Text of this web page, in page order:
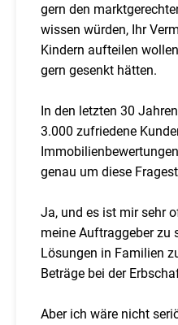
gern den
wissen würden, Ihr
Kindern aufteilen
gern gesenkt hätten.
In den letzten 30
3.000 zufriedene
genau um diese
Ja, und es ist mir sehr
meine Auftraggeber zu
Lösungen in Familien
Beträge bei der
Aber ich wäre nicht